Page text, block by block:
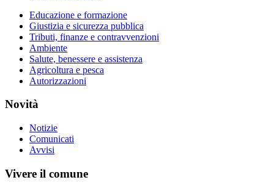
Educazione e formazione
Giustizia e sicurezza pubblica
Tributi, finanze e contravvenzioni
Ambiente
Salute, benessere e assistenza
Agricoltura e pesca
Autorizzazioni
Novità
Notizie
Comunicati
Avvisi
Vivere il comune